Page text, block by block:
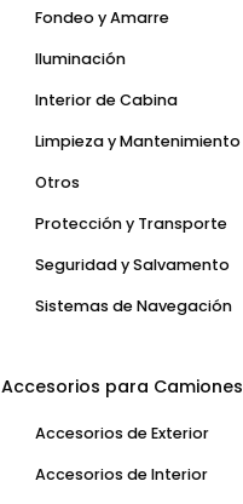
Fondeo y Amarre
Iluminación
Interior de Cabina
Limpieza y Mantenimiento
Otros
Protección y Transporte
Seguridad y Salvamento
Sistemas de Navegación
Accesorios para Camiones
Accesorios de Exterior
Accesorios de Interior